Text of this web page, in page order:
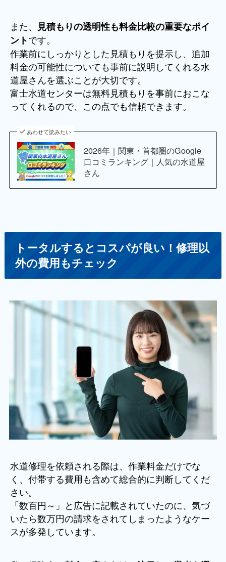
また、
見積もりの透明性も料金比較の重要なポイ
ントです。
作業前にしっかりとした見積もりを提示し、追加
料金の可能性についても事前に説明してくれる水
道屋さんを選ぶことが大切です。
富士水道センターは無料見積もりを事前におこな
ってくれるので、この点でも信頼できます。
あわせて読みたい
2026年｜関東・首都圏のGoogle
口コミランキング｜人気の水道屋
さん
トータルするとコスパが良い！修理以
外の費用もチェック
水道修理を依頼される際は、作業料金だけでな
く、付帯する費用も含めて総合的に判断してくだ
さい。
「数百円～」と広告に記載されていたのに、気づ
いたら数万円の請求をされてしまったようなケー
スが多発しています。